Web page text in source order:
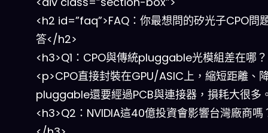
<h2 id=”faq”>FAQ：你最想問的矽光子CPO問
答</h2>
<h3>Q1：CPO與傳統pluggable光模組差在哪
<p>CPO直接封裝在GPU/ASIC上，縮短距離、
pluggable還要經過PCB與連接器，損耗大很多
<h3>Q2：NVIDIA這40億投資會影響台灣廠商嗎